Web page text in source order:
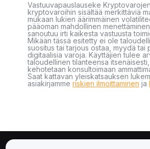
Vastuuvapauslauseke
kryptovaroihin sisältää merkittäviä
mukaan lukien äärimmäinen
pääoman mahdollinen
sanoutuu irti kaikesta vastuusta
Mikään tässä esitetty ei ole
suositus tai tarjous ostaa, myydä tai
digitaalisia varoja. Käyttäjien tulee
taloudellinen tilanteensa
kehotetaan konsultoimaan
Saat kattavan yleiskatsauksen
asiakirjamme riskien ilmoittaminen ja